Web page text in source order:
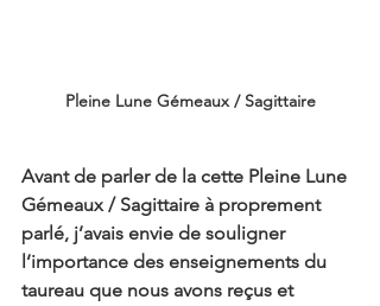
Pleine Lune Gémeaux / Sagittaire
Avant de parler de la cette Pleine Lune
Gémeaux / Sagittaire à proprement
parlé, j’avais envie de souligner
l’importance des enseignements du
taureau que nous avons reçus et